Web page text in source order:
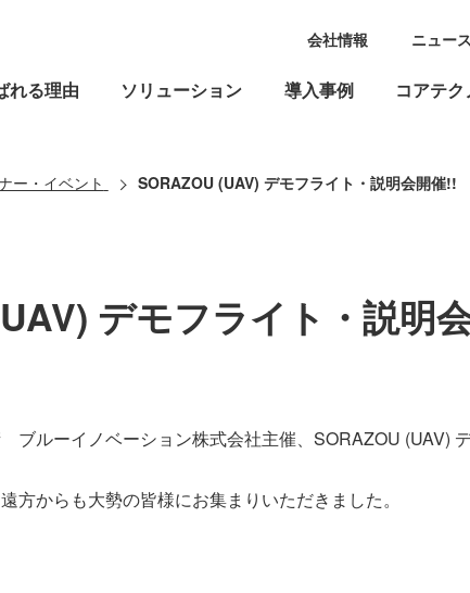
れる理由 ソリューション 導入事例 コアテ
会社情報 ニュー
ー・イベント SORAZOU (UAV) デモフライト・説明会開催!!
デモフライト・説明
ルーイノベーション株式会社主催、SORAZOU (UAV)
方からも大勢の皆様にお集まりいただきました。